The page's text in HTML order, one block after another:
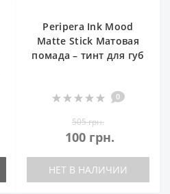
Peripera Ink Mood
Matte Stick Матовая
помада – тинт для губ
0
505 грн.
100 грн.
НЕТ В НАЛИЧИИ